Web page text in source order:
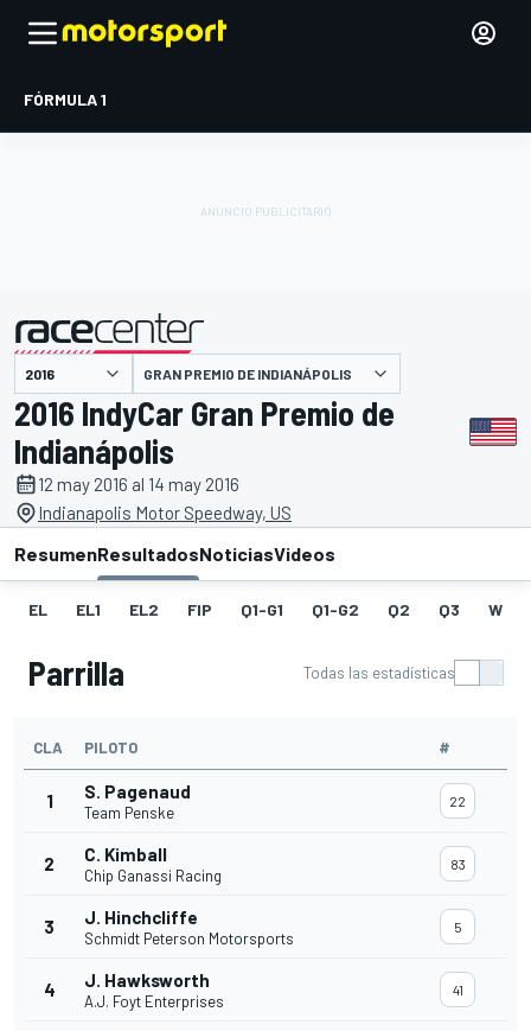
FÓRMULA 1
presentado por GRAN PREMIO DE INDIANÁPOLIS
2016 IndyCar Gran Premio de
Indianápolis
12 may 2016 al 14 may 2016
Indianapolis Motor Speedway, US
ResumenResultadosNoticiasVideos
EL EL1 EL2 FIP Q1-G1 Q1-G2 Q2 Q3 W
Parrilla Todas las estadísticas
CLA PILOTO #
1 S. Pagenaud
Team Penske
22
2 C. Kimball
Chip Ganassi Racing
83
3 J. Hinchcliffe
Schmidt Peterson Motorsports
5
4 J. Hawksworth
A.J. Foyt Enterprises
41